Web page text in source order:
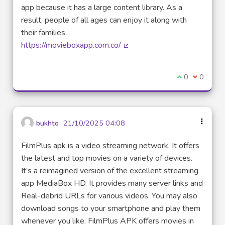
app because it has a large content library. As a
result, people of all ages can enjoy it along with
their families.
https://movieboxapp.com.co/
Je suis
0 Je ne
0
bukhto 21/10/2025 04:08
FilmPlus apk is a video streaming network. It offers
the latest and top movies on a variety of devices.
It’s a reimagined version of the excellent streaming
app MediaBox HD. It provides many server links and
Real-debrid URLs for various videos. You may also
download songs to your smartphone and play them
whenever you like. FilmPlus APK offers movies in